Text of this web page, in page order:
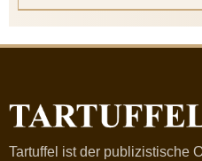
Tartuffel ist der publizistische